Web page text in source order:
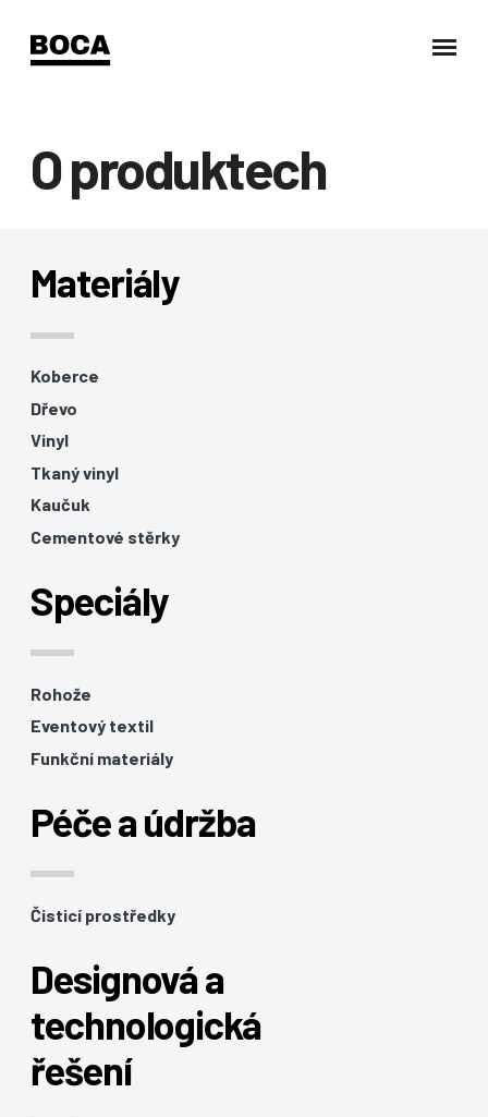
O produktech
Materiály
Koberce
Dřevo
Vinyl
Tkaný vinyl
Kaučuk
Cementové stěrky
Speciály
Rohože
Eventový textil
Funkční materiály
Péče a údržba
Čisticí prostředky
Designová a
technologická
řešení